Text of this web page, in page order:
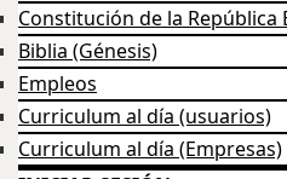
Constitución de la República
Biblia (Génesis)
Empleos
Curriculum al día (usuarios)
Curriculum al día (Empresas)